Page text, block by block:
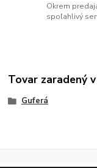
Okrem
spoľahlivý
Tovar zaradený
Guferá